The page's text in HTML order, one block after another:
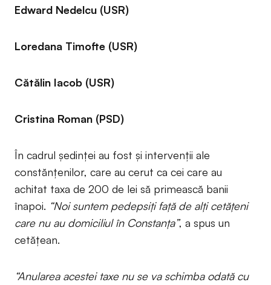
Edward Nedelcu (USR)
Loredana Timofte (USR)
Cătălin Iacob (USR)
Cristina Roman (PSD)
În cadrul ședinței au fost și intervenții ale
constănțenilor, care au cerut ca cei care au
achitat taxa de 200 de lei să primească banii
înapoi. “Noi suntem pedepsiți față de alți cetățeni
care nu au domiciliul în Constanța”, a spus un
cetățean.
“Anularea acestei taxe nu se va schimba odată cu